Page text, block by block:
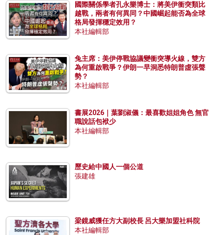
國際關係學者孔永樂博士：將美伊衝突類比
越戰，兩者有何異同？中國崛起能否為全球
格局發揮穩定效用？
本社編輯部
兔主席：美伊停戰協議變衝突導火線，雙方
為何重啟戰爭？伊朗一早洞悉特朗普虛張聲
勢？
本社編輯部
書展2026｜葉劉淑儀：最喜歡姐姐角色 無官
職說話包袱少
本社編輯部
歷史給中國人一個公道
張建雄
梁鏡威獲任方大副校長 呂大樂加盟社科院
本社編輯部